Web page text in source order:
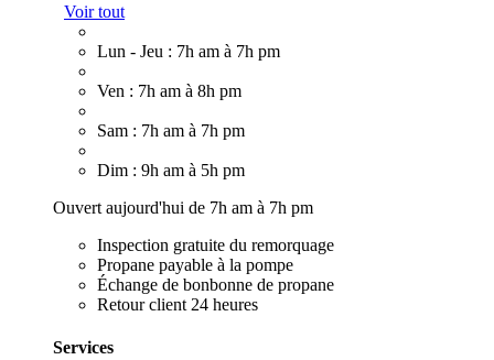
Voir tout
Lun - Jeu : 7h am à 7h pm
Ven : 7h am à 8h pm
Sam : 7h am à 7h pm
Dim : 9h am à 5h pm
Ouvert aujourd'hui de 7h am à 7h pm
Inspection gratuite du remorquage
Propane payable à la pompe
Échange de bonbonne de propane
Retour client 24 heures
Services